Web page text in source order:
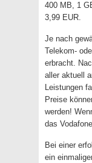
400 MB, 1
3,99 EUR.
Je nach
Telekom-
erbracht.
aller aktuell
Leistungen
Preise
werden!
das
Bei einer
ein